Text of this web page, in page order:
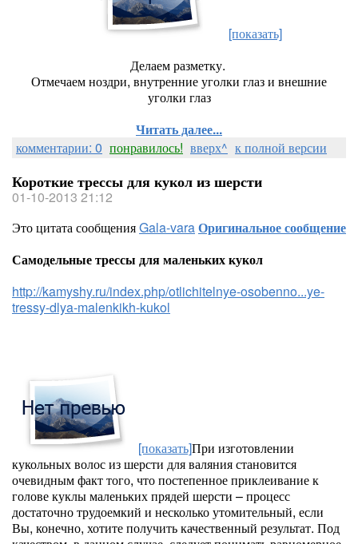
[показать]
Делаем разметку.
Отмечаем ноздри, внутренние уголки глаз и внешние
уголки глаз
Читать далее...
комментарии: 0 понравилось! вверх^ к полной версии
Короткие трессы для кукол из шерсти
01-10-2013 21:12
Это цитата сообщенияGala-varaОригинальное сообщение
Самодельные трессы для маленьких кукол
http://kamyshy.ru/index.php/otlichitelnye-osobenno...ye-
tressy-dlya-malenkikh-kukol
[показать]При изготовлении
кукольных волос из шерсти для валяния становится
очевидным факт того, что постепенное приклеивание к
голове куклы маленьких прядей шерсти – процесс
достаточно трудоемкий и несколько утомительный, если
Вы, конечно, хотите получить качественный результат. Под